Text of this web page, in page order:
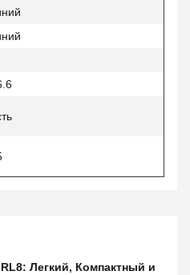
Легкий, Компактный и